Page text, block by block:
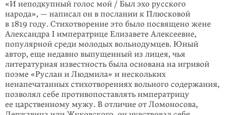
«И неподкупный голос мой / Был эхо русского
народа», — написал он в послании к Плюсковой
в 1819 го­ду. Стихотворение это было посвящено жене
Александра I импера­трице Елизавете Алексеевне,
популярной среди молодых вольнодумцев. Юный
автор, еще не­давно выпущенный из лицея, чья
литературная известность была основана на игривой
поэме «Руслан и Людмила» и нескольких
ненапечатанных стихо­творениях вольного содержания,
позволял себе противопоставлять импе­ра­трицу
ее царственному мужу. В отличие от Ломоносова,